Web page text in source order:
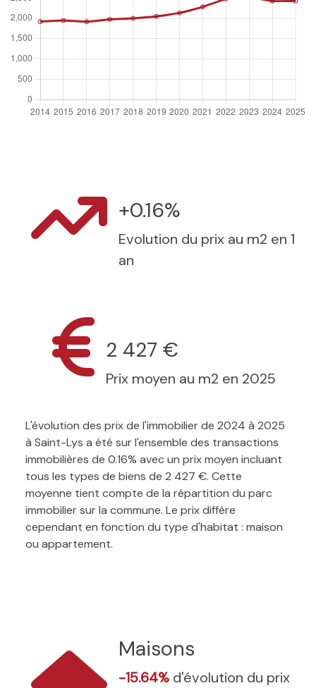
+0.16%
Evolution du prix au m2 en 1
an
2 427 €
Prix moyen au m2 en 2025
L'évolution des prix de l'immobilier de 2024 à 2025
à Saint-Lys a été sur l'ensemble des transactions
immobilières de 0.16% avec un prix moyen incluant
tous les types de biens de 2 427 €. Cette
moyenne tient compte de la répartition du parc
immobilier sur la commune. Le prix diffère
cependant en fonction du type d'habitat : maison
ou appartement.
Maisons
-15.64% d'évolution du prix